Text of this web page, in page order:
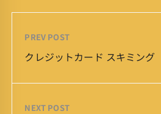
PREV POST
クレジットカード スキミング
NEXT POST